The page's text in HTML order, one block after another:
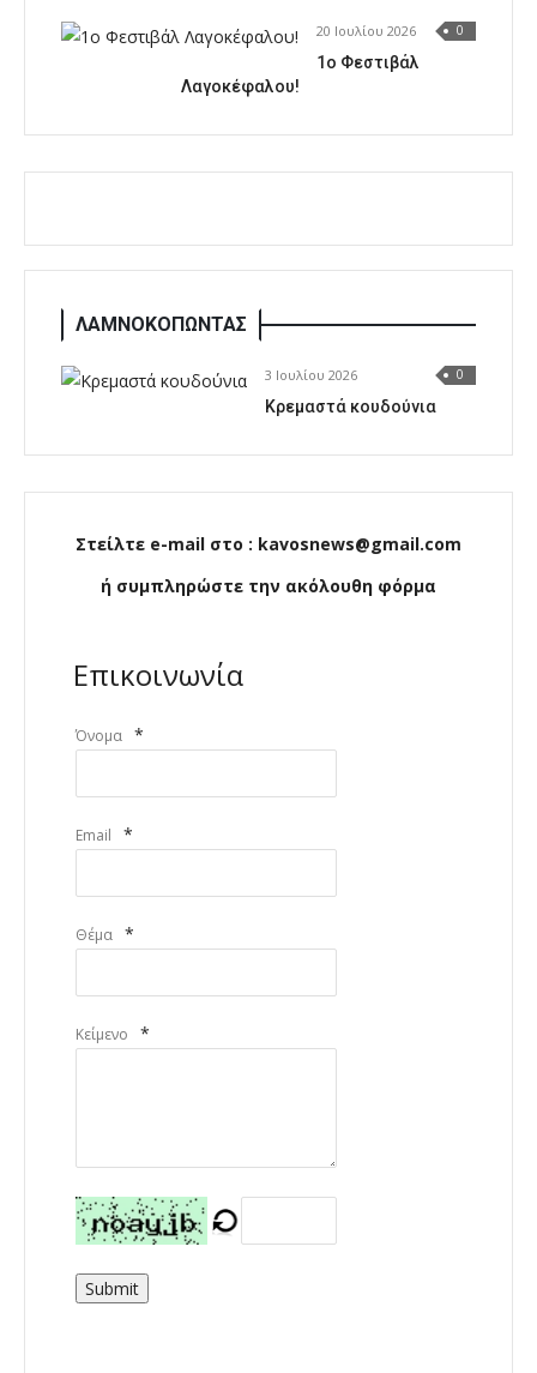
20 Ιουλίου 2026 0
1o Φεστιβάλ
Λαγοκέφαλου!
ΛΑΜΝΟΚΟΠΩΝΤΑΣ
3 Ιουλίου 2026 0
Κρεμαστά κουδούνια
Στείλτε e-mail στο : kavosnews@gmail.com
ή συμπληρώστε την ακόλουθη φόρμα
Επικοινωνία
Όνομα *
Email *
Θέμα *
Κείμενο *
Submit